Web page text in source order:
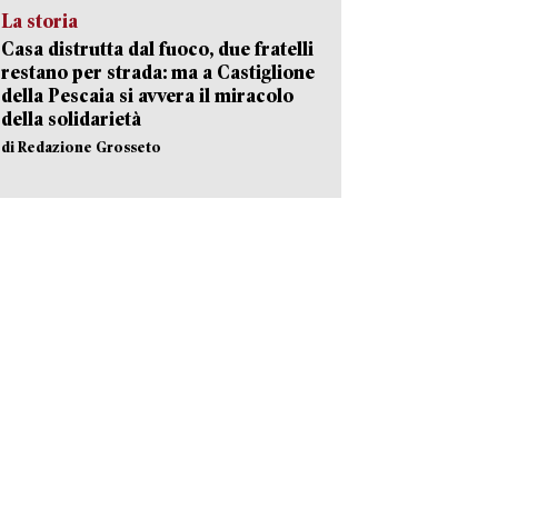
La storia
Casa distrutta dal fuoco, due fratelli
restano per strada: ma a Castiglione
della Pescaia si avvera il miracolo
della solidarietà
di Redazione Grosseto